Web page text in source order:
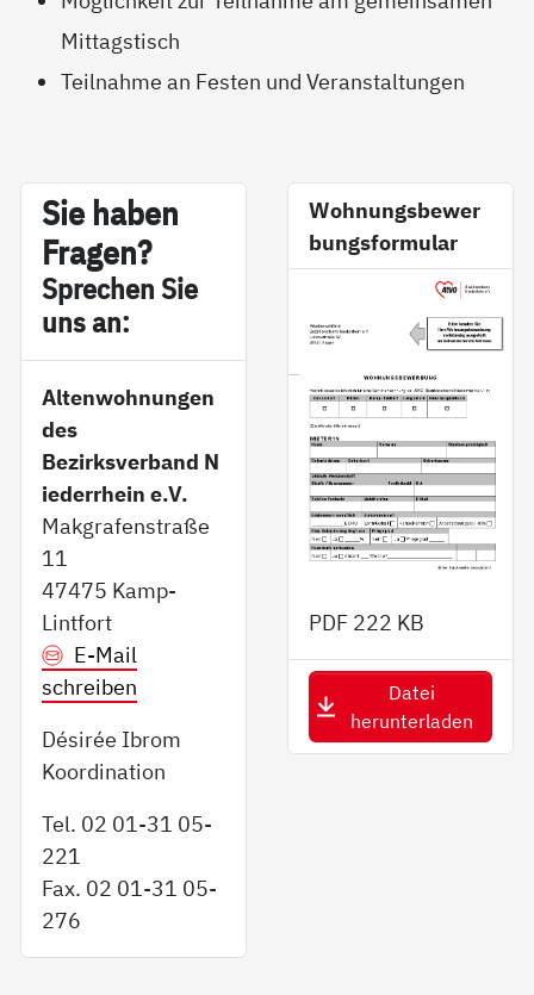
Mittagstisch
Teilnahme an Festen und Veranstaltungen
Sie ha­ben
Fra­gen?
Sp­re­chen Sie
uns an:
Altenwohnungen
des
Bezirksverband N
iederrhein e.V.
Makgrafenstraße
11
47475 Kamp-
Lintfort
E-Mail
schreiben
Désirée Ibrom
Koordination
Tel. 02 01-31 05-
221
Fax. 02 01-31 05-
276
Wohnungsbewer
bungsformular
PDF 222 KB
Datei
herunterladen